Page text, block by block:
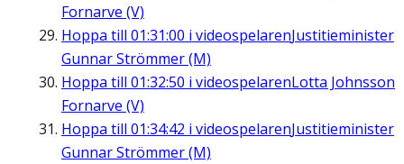
Fornarve (V)
Hoppa till 01:31:00 i videospelarenJustitieminister
Gunnar Strömmer (M)
Hoppa till 01:32:50 i videospelarenLotta Johnsson
Fornarve (V)
Hoppa till 01:34:42 i videospelarenJustitieminister
Gunnar Strömmer (M)